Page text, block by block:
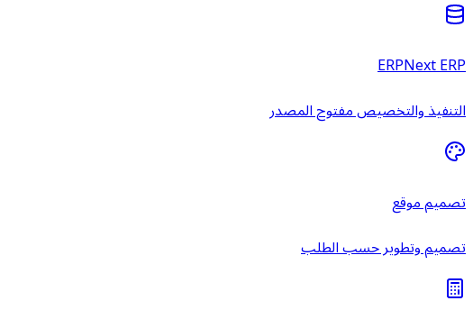
ERPNext ERP
التنفيذ والتخصيص مفتوح المصدر
تصميم موقع
تصميم وتطوير حسب الطلب